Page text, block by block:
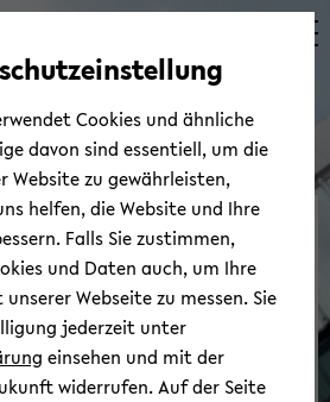
Automatische
vermeiden
zum
wechseln
zum
wechseln
zum
wechseln
Wir leis­ten Bei­trä­ge für
eine le­bens­wer­te Zu­kunft.
Cookies und ähnliche
davon sind essentiell, um die
zu gewährleisten,
helfen, die Website und Ihre
Falls Sie zustimmen,
und Daten auch, um Ihre
Webseite zu messen. Sie
jederzeit unter
einsehen und mit der
widerrufen. Auf der Seite